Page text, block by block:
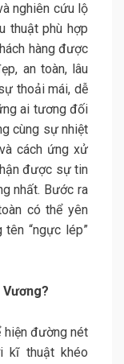
nghiên cứu lộ
thuật phù hợp
hàng được
an toàn, lâu
thoải mái, dễ
ai tương đối
cùng sự nhiệt
cách ứng xử
được sự tin
nhất. Bước ra
có thể yên
“ngực lép”
hiện đường nét
kĩ thuật khéo